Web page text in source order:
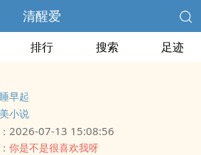
清醒爱
排行 搜索 足迹
早起
小说
2026-07-13 15:08:56
你是不是很喜欢我呀